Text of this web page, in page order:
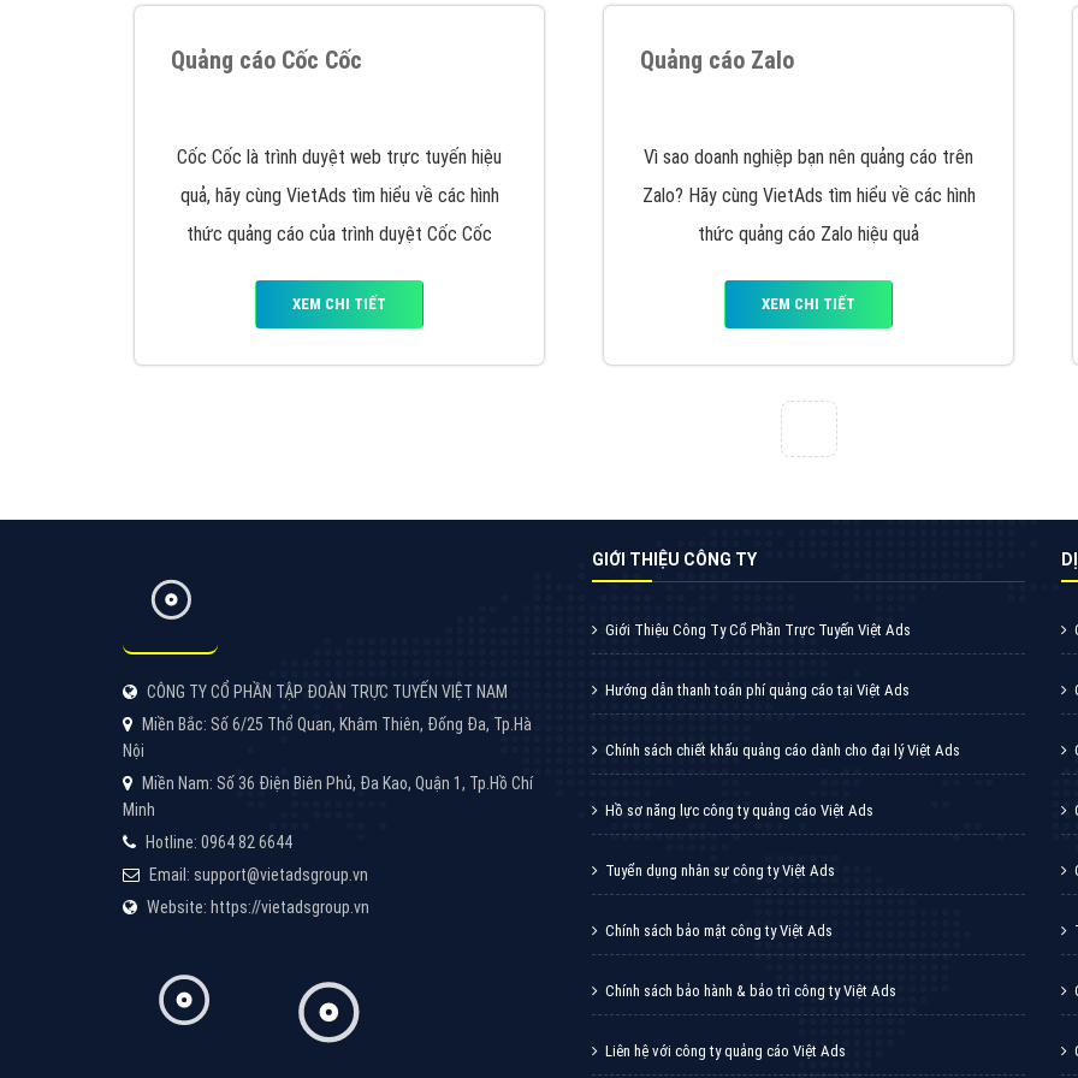
Google Ads là hình thức quảng cáo của
Google được tài trợ có chữ Ad gồm 4 ví trí
trên cùng và 3 vị trí dưới cùng
XEM CHI TIẾT
VietAds cùng bạn tìm hiểu về các hình thức
chạy quảng cáo facebook, ưu và nhược điểm
của quảng cáo facebook hiện nay.
XEM CHI TIẾT
Quảng cáo Youtube